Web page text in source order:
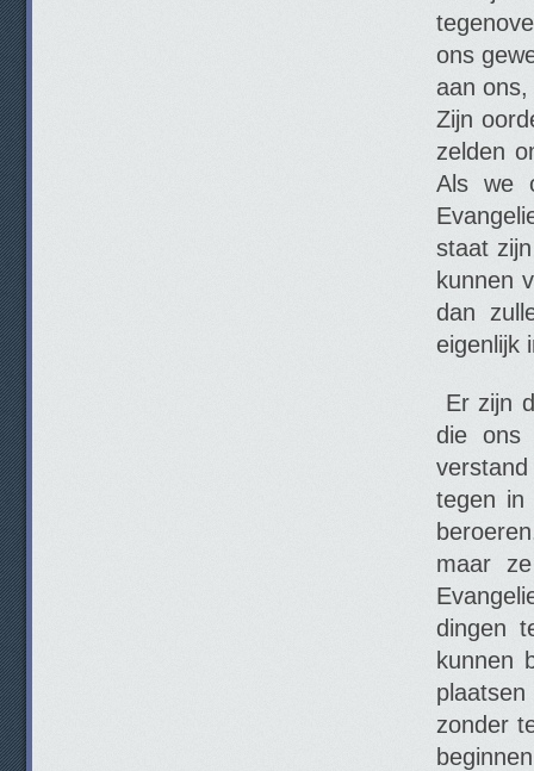
ons
aan
Zijn
zelden
Als we
staat
kunnen
dan
eigenlijk
Er zijn
die ons
tegen in
maar
dingen
kunnen
zonder